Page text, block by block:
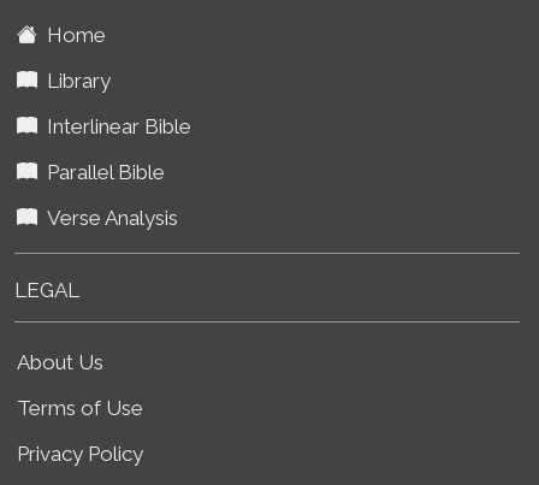
Home
Library
Interlinear Bible
Parallel Bible
Verse Analysis
LEGAL
About Us
Terms of Use
Privacy Policy